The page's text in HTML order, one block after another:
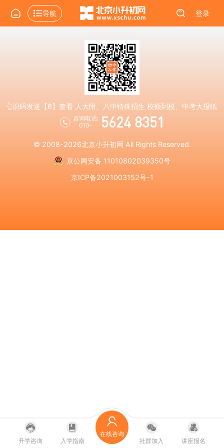
导航 登录
👆识码发送【6】查看 人大附、八中特殊招生 校额到校、中考大报纸
咨询电话:
010-
5624 8351
© 2008-2026北京小升初网 All Rights Reserved.
京公网安备 11010802039350号
京ICP备2021003152号-1
升学咨询 入学指南
在线咨询
社群加入
讲座报名